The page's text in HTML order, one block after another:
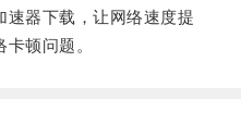
速器下载，让网络速度提
顿问题。